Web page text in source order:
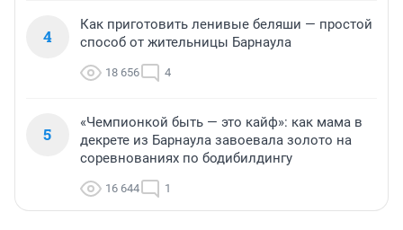
4
Как приготовить ленивые беляши — простой
способ от жительницы Барнаула
18 656 4
5
«Чемпионкой быть — это кайф»: как мама в
декрете из Барнаула завоевала золото на
соревнованиях по бодибилдингу
16 644 1